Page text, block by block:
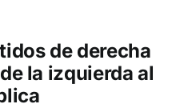
de derecha
la izquierda al